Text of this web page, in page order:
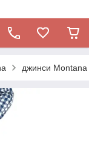
джинси